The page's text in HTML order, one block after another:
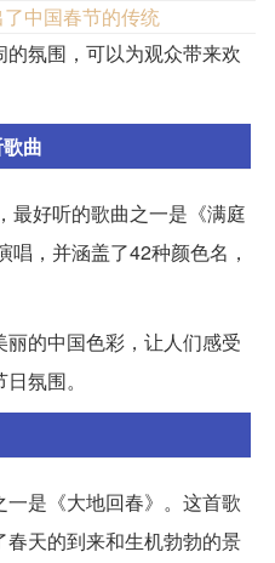
了中国春节的传统
氛围，可以为观众带来欢
曲
最好听的歌曲之一是《满庭
，并涵盖了42种颜色名，
的中国色彩，让人们感受
氛围。
是《大地回春》。这首歌
天的到来和生机勃勃的景